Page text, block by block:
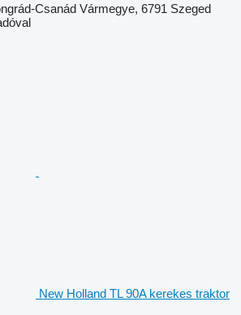
Csanád Vármegye, 6791 Szeged
New Holland TL 90A kerekes traktor